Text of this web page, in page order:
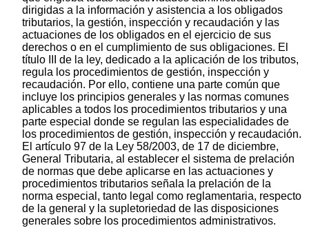
dirigidas a la información y asistencia a los obligados
tributarios, la gestión, inspección y recaudación y las
actuaciones de los obligados en el ejercicio de sus
derechos o en el cumplimiento de sus obligaciones. El
título III de la ley, dedicado a la aplicación de los tributos,
regula los procedimientos de gestión, inspección y
recaudación. Por ello, contiene una parte común que
incluye los principios generales y las normas comunes
aplicables a todos los procedimientos tributarios y una
parte especial donde se regulan las especialidades de
los procedimientos de gestión, inspección y recaudación.
El artículo 97 de la Ley 58/2003, de 17 de diciembre,
General Tributaria, al establecer el sistema de prelación
de normas que debe aplicarse en las actuaciones y
procedimientos tributarios señala la prelación de la
norma especial, tanto legal como reglamentaria, respecto
de la general y la supletoriedad de las disposiciones
generales sobre los procedimientos administrativos.